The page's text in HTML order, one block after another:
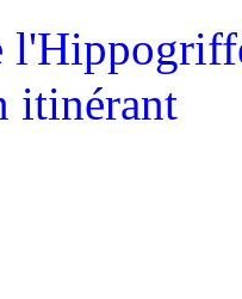
itinérant